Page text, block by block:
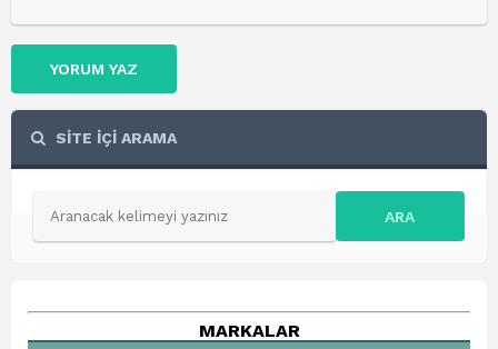
YORUM YAZ
SİTE İÇİ ARAMA
ARA
MARKALAR